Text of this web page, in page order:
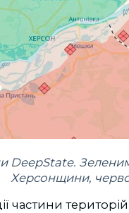
DeepState.
Херсонщини,
частини